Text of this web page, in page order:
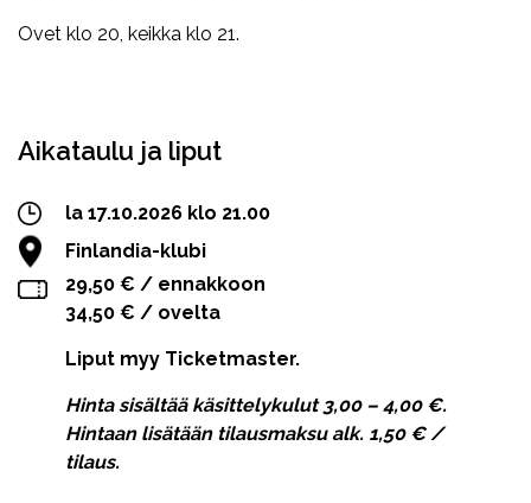
Ovet klo 20, keikka klo 21.
Aikataulu ja liput
la 17.10.2026 klo 21.00
Finlandia-klubi
29,50 € / ennakkoon
34,50 € / ovelta
Liput myy Ticketmaster.
Hinta sisältää käsittelykulut 3,00 – 4,00 €.
Hintaan lisätään tilausmaksu alk. 1,50 € /
tilaus.